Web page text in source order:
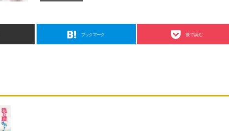
ブックマーク 後で読む